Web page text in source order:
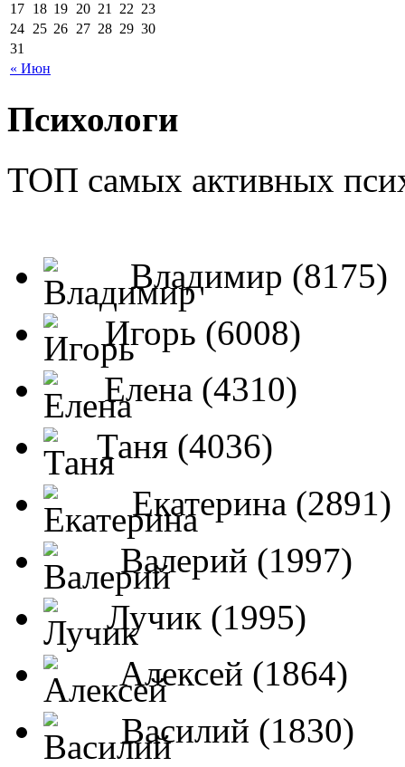
« Июн
17 18 19 20 21 22 23
24 25 26 27 28 29 30
31
Психологи
ТОП самых активных
Владимир (8175)
Игорь (6008)
Елена (4310)
Таня (4036)
Екатерина (2891)
Валерий (1997)
Лучик (1995)
Алексей (1864)
Василий (1830)